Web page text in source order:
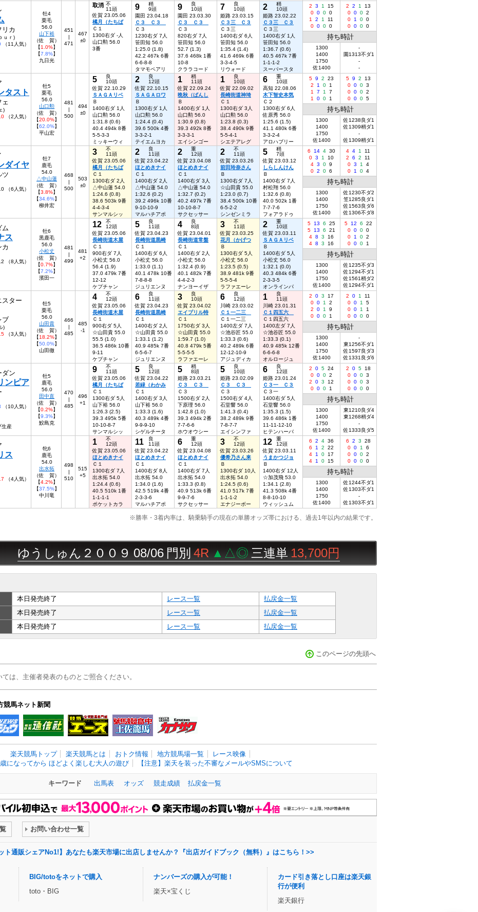
リカ
ｕｒ)
（11人気）
牡4
栗毛
56.0
山下裕
（佐 賀）
【1.0%】
【7.8%】
九日光
451
|
471
467
±0
取消 不
11頭
佐賀 23.05.06
橘月（たちば
Ｃ１
1300右ダ -人
山口勲 56.0
3番
9
稍
9頭
園田 23.04.18
Ｃ３ Ｃ３
Ｃ３
1230右ダ 7人
笹田知 56.0
1:25.0 (1.8)
42.2 467k 6番
6-6-8-8
タマモペアリ
9
良
10頭
園田 23.03.30
Ｃ３ Ｃ３
Ｃ３
820右ダ 7人
笹田知 56.0
52.7 (1.3)
37.6 468k 1番
10-8
クララコード
7
良
10頭
姫路 23.03.15
Ｃ３三 Ｃ３
Ｃ３三
1400右ダ 6人
笹田知 56.0
1:35.4 (1.4)
41.6 469k 6番
3-3-4-5
リウォード
2
稍
10頭
姫路 23.02.22
Ｃ３三 Ｃ３
Ｃ３三
1400右ダ 1人
笹田知 56.0
1:36.7 (0.6)
40.5 467k 7番
1-1-1-2
スーパースタ
2 3 1
15
0 0 0 0
1
2 1
11
0 0 0 0
2 2 1
13
0 0 0 2
0
1 0 0
0 0 0 0
持ち時計
1300
1400
1750
佐1400
-
園1313不ダ1
-
-
タスト
)
（2人気）
牡5
栗毛
56.0
山口勲
（佐 賀）
【20.0%】
【62.0%】
平山宏
481
|
500
494
±0
5
良
10頭
佐賀 22.10.29
ＳＡＧＡリベ
Ｂ
1400右ダ 1人
山口勲 56.0
1:31.8 (0.6)
40.4 494k 8番
5-5-3-3
ミッキーウィ
2
良
12頭
佐賀 22.10.15
ＳＡＧＡロワ
Ｂ
1300右ダ 1人
山口勲 56.0
1:24.4 (0.4)
39.6 500k 4番
3-3-2-1
テイエムヨカ
1
稍
11頭
佐賀 22.09.24
晩秋（ばんし
Ｂ
1400右ダ 1人
山口勲 56.0
1:30.9 (0.8)
39.3 492k 8番
3-3-3-1
エイシンゴー
1
良
10頭
佐賀 22.09.02
長崎街道神埼
Ｃ１
1300右ダ 3人
山口勲 56.0
1:23.8 (0.3)
38.4 490k 9番
5-5-4-1
シエテアレグ
6
重
10頭
高知 22.08.06
木下智史本気
Ｃ２
1300右ダ 6人
佐原秀 56.0
1:25.6 (1.5)
41.1 480k 6番
3-3-2-4
アロハブリー
5 9 2
23
2
1 0
1
1
7 1
7
1
0 0 1
5 9 2
13
0 0 0 3
0 0 0 2
0 0 0 5
持ち時計
1300
1400
1750
佐1400
佐1238良ダ1
佐1309稍ダ1
-
佐1309稍ダ1
ダイヤ
ツ
（6人気）
牡7
鹿毛
54.0
△中山蓮
（佐 賀）
【3.8%】
【34.6%】
柳井宏
468
|
500
503
±0
3
不
11頭
佐賀 23.05.06
橘月（たちば
Ｃ１
1300右ダ 2人
△中山蓮 54.0
1:24.6 (0.8)
38.6 503k 9番
4-4-3-4
サンマルシッ
2
良
11頭
佐賀 23.04.22
ほとめきナイ
Ｃ１
1400右ダ 2人
△中山蓮 54.0
1:32.6 (0.2)
39.2 496k 10番
9-10-10-9
マルハチアポ
2
重
12頭
佐賀 23.04.08
ほとめきナイ
Ｃ１
1400右ダ 3人
△中山蓮 54.0
1:32.7 (0.2)
40.2 497k 7番
10-10-8-7
サクセッサー
2
不
11頭
佐賀 23.03.26
前田玲奈さん
Ｂ
1300右ダ 7人
☆山田貴 55.0
1:23.0 (0.7)
38.4 500k 10番
6-5-2-2
シンゼンミラ
5
稍
7頭
佐賀 23.03.12
しらしんけん
Ｂ
1400右ダ 7人
村松翔 56.0
1:32.6 (0.8)
40.0 502k 1番
7-7-7-6
フォアラドゥ
6 14 4 30
0 3 1
10
4 3 0 9
0 2 0 6
4 4 1
11
2
6 2
11
0 3 1
4
0
1 0 4
持ち時計
1300
1400
1750
佐1400
佐1230不ダ2
笠1285良ダ1
佐1563良ダ6
佐1306不ダ8
ム
ス
カ
（8人気）
牡6
黒鹿毛
56.0
小松丈
（佐 賀）
【0.7%】
【7.2%】
濱田一
481
|
499
481
+2
12
不
12頭
佐賀 23.05.06
長崎街道木屋
Ｃ１
900右ダ 7人
小松丈 56.0
56.4 (1.9)
37.0 479k 7番
12-12
ケプチャン
5
良
11頭
佐賀 23.04.23
長崎街道黒崎
Ｃ１
1400右ダ 6人
小松丈 56.0
1:33.0 (1.1)
40.1 478k 10番
7-8-8-8
ジュリエンヌ
4
良
8頭
佐賀 23.04.01
長崎街道常盤
Ｃ１
1400右ダ 2人
小松丈 56.0
1:32.4 (0.9)
40.1 482k 7番
4-4-2-3
ナンヨーイザ
3
不
11頭
佐賀 23.03.25
花月（かげつ
Ｂ
1300右ダ 5人
小松丈 56.0
1:23.5 (0.5)
38.9 481k 9番
5-5-5-4
ラファエーレ
2
重
10頭
佐賀 23.03.11
ＳＡＧＡリベ
Ｂ
1400右ダ 5人
小松丈 56.0
1:32.1 (0.0)
40.3 484k 6番
2-3-3-5
オンラインパ
5 13 6
25
5
13 6
21
4 8 3
16
4 8 3 16
5 12 6
22
0 0 0 0
0
1 0 2
0 0 0 1
持ち時計
1300
1400
1750
佐1400
佐1235不ダ3
佐1294不ダ1
佐1561稍ダ2
佐1294不ダ1
スター
ブ
)
（3人気）
牡5
栗毛
56.0
山田貴
（佐 賀）
【18.2%】
【50.0%】
山田徹
466
|
485
485
-1
4
不
12頭
佐賀 23.05.06
長崎街道木屋
Ｃ１
900右ダ 5人
☆山田貴 55.0
55.5 (1.0)
36.5 486k 10番
9-11
ケプチャン
6
良
11頭
佐賀 23.04.23
長崎街道黒崎
Ｃ１
1400右ダ 2人
☆山田貴 55.0
1:33.1 (1.2)
40.9 485k 7番
6-5-6-7
ジュリエンヌ
3
良
10頭
佐賀 23.04.02
エイプリル特
Ｃ１
1750右ダ 3人
☆山田貴 55.0
1:59.7 (1.0)
40.8 479k 5番
5-5-5-5
ラファエーレ
6
良
12頭
川崎 23.03.02
Ｃ１一二三
Ｃ１一二三
1400左ダ 7人
☆池谷匠 55.0
1:33.3 (0.6)
40.2 489k 6番
12-12-10-9
アジュディカ
1
良
11頭
川崎 23.01.31
Ｃ１四五六
Ｃ１四五六
1400左ダ 7人
☆池谷匠 55.0
1:33.3 (0.1)
40.9 485k 12番
6-6-6-8
オルロージュ
2 0 3
17
0 0 1
2
2
0 1
9
0 0 0 1
2 0 1
11
0 0 1
5
0 0 1
1
0 0 0 0
持ち時計
1300
1400
1750
佐1400
-
東1256不ダ1
佐1597良ダ3
佐1331良ダ6
ダン
ンピア
（10人気）
生産
牡5
鹿毛
56.0
田中直
（佐 賀）
【0.2%】
【9.3%】
鮫島克
470
|
485
496
+1
9
不
11頭
佐賀 23.05.06
橘月（たちば
Ｃ１
1300右ダ 5人
山下裕 56.0
1:26.3 (2.5)
39.3 495k 5番
10-10-8-7
サンマルシッ
5
良
12頭
佐賀 23.04.22
若緑（わかみ
Ｃ１
1400右ダ 3人
山下裕 56.0
1:33.3 (1.6)
40.3 489k 4番
9-9-9-10
シゲルチータ
5
稍
8頭
姫路 23.03.21
Ｃ３ Ｃ３
Ｃ３
1500右ダ 2人
下原理 56.0
1:42.8 (1.0)
39.3 494k 2番
7-7-6-6
ホウオウシー
5
良
10頭
姫路 23.02.09
Ｃ３ Ｃ３
Ｃ３
1500右ダ 4人
石堂響 56.0
1:41.3 (0.4)
38.2 489k 9番
7-8-7-7
エイシンファ
6
良
12頭
姫路 23.01.24
Ｃ３一 Ｃ３
Ｃ３一
1400右ダ 5人
石堂響 56.0
1:35.3 (1.5)
39.6 486k 1番
11-11-12-10
ヒテンハーバ
2 0 5 24
0 0 0 2
2
0 3
12
0 0 0 1
2 0 5
18
0 0 0 3
0 0 0 3
0 0 0 0
持ち時計
1300
1400
1750
佐1400
東1210良ダ4
東1268稍ダ4
-
佐1333良ダ5
ス
（4人気）
牝6
鹿毛
54.0
出水拓
（佐 賀）
【4.2%】
【37.5%】
中川竜
498
|
510
515
+5
1
不
12頭
佐賀 23.05.06
ほとめきナイ
Ｃ１
1300右ダ 7人
出水拓 54.0
1:24.4 (0.6)
40.5 510k 1番
1-1-1-1
ポケットカラ
11
良
11頭
佐賀 23.04.22
ほとめきナイ
Ｃ１
1400右ダ 8人
出水拓 54.0
1:34.0 (1.6)
42.5 519k 4番
2-3-3-6
マルハチアポ
6
重
12頭
佐賀 23.04.08
ほとめきナイ
Ｃ１
1400右ダ 7人
出水拓 54.0
1:33.3 (0.8)
40.9 513k 6番
9-9-7-6
サクセッサー
3
不
12頭
佐賀 23.03.26
優希乃さん来
Ｂ
1300右ダ 10人
出水拓 54.0
1:24.5 (0.6)
41.0 517k 7番
1-1-1-2
エナジーボー
12
重
12頭
佐賀 23.03.11
うまかつジョ
Ｂ
1400右ダ 12人
☆加茂飛 53.0
1:34.1 (2.8)
41.3 508k 4番
8-8-10-10
ウィッシュム
6 2 4 36
6
1 2
22
4
1 0
17
4
1 0 15
6 2 3
28
0 0 1
6
0 0 0 2
0 0 0 0
持ち時計
1300
1400
1750
佐1400
佐1244不ダ1
佐1303不ダ1
-
佐1303不ダ1
※勝率・3着内率は、騎乗騎手の現在の単勝オッズ帯における、過去1年以内の結果です。
しゅん２００９08/06 門別4R ▲△◎三連単13,700円 北海の一本桜
本日発売終了 レース一覧
払戻金一覧
本日発売終了 レース一覧
払戻金一覧
本日発売終了 レース一覧 払戻金一覧
このページの先頭へ
は、主催者発表のものとご照合ください。
競馬ネット新聞
楽天競馬トップ 楽天競馬とは おトク情報 地方競馬場一覧
レース映像
になってから ほどよく楽しむ大人の遊び
【注意】楽天を装った不審なメールやSMSについて
キーワード 出馬表 オッズ 競走成績 払戻金一覧
お問い合わせ一覧
ト通販シェアNo1!】あなたも楽天市場に出店しませんか？『出店ガイドブック（無料）』はこちら！>>
BIG/totoをネットで購入
toto・BIG
ナンバーズの購入が可能！
楽天×宝くじ
カード引き落とし口座は楽天銀
行が便利
楽天銀行